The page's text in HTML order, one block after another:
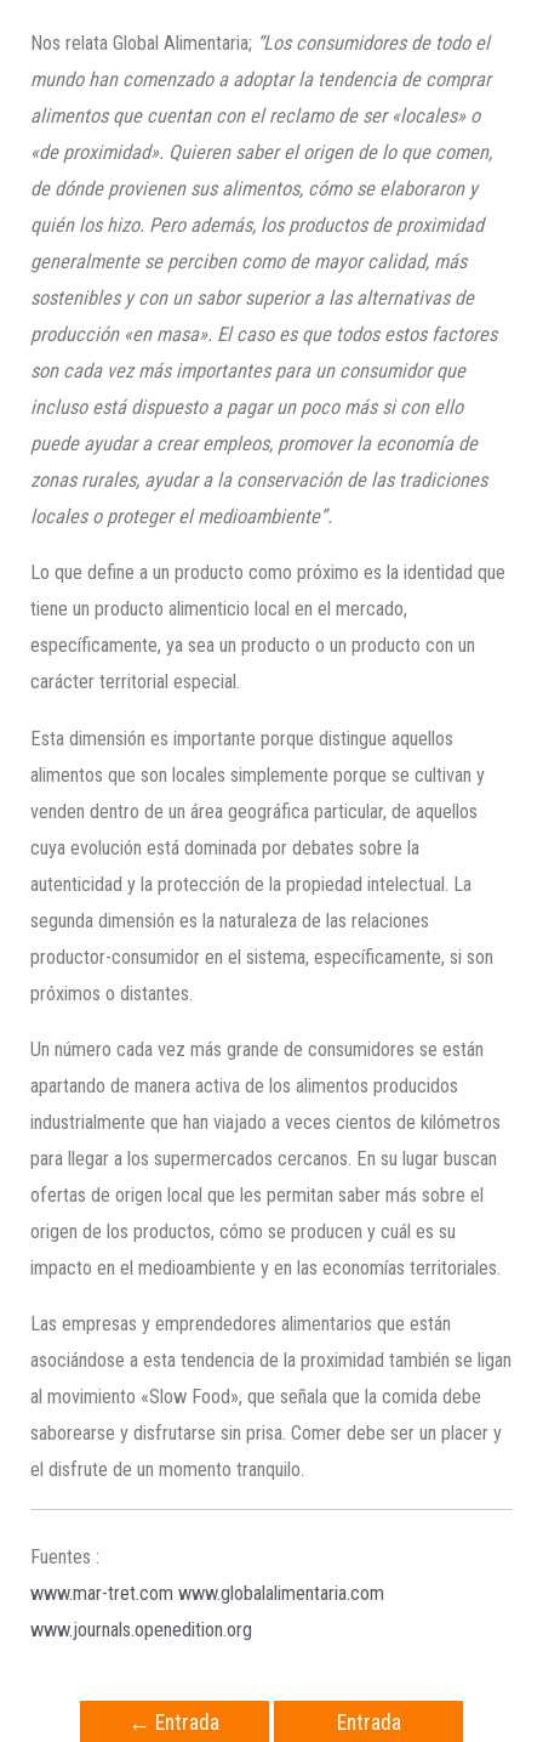
Nos relata Global Alimentaria; “Los consumidores de todo el
mundo han comenzado a adoptar la tendencia de comprar
alimentos que cuentan con el reclamo de ser «locales» o
«de proximidad». Quieren saber el origen de lo que comen,
de dónde provienen sus alimentos, cómo se elaboraron y
quién los hizo. Pero además, los productos de proximidad
generalmente se perciben como de mayor calidad, más
sostenibles y con un sabor superior a las alternativas de
producción «en masa». El caso es que todos estos factores
son cada vez más importantes para un consumidor que
incluso está dispuesto a pagar un poco más si con ello
puede ayudar a crear empleos, promover la economía de
zonas rurales, ayudar a la conservación de las tradiciones
locales o proteger el medioambiente”.
Lo que define a un producto como próximo es la identidad que
tiene un producto alimenticio local en el mercado,
específicamente, ya sea un producto o un producto con un
carácter territorial especial.
Esta dimensión es importante porque distingue aquellos
alimentos que son locales simplemente porque se cultivan y
venden dentro de un área geográfica particular, de aquellos
cuya evolución está dominada por debates sobre la
autenticidad y la protección de la propiedad intelectual. La
segunda dimensión es la naturaleza de las relaciones
productor-consumidor en el sistema, específicamente, si son
próximos o distantes.
Un número cada vez más grande de consumidores se están
apartando de manera activa de los alimentos producidos
industrialmente que han viajado a veces cientos de kilómetros
para llegar a los supermercados cercanos. En su lugar buscan
ofertas de origen local que les permitan saber más sobre el
origen de los productos, cómo se producen y cuál es su
impacto en el medioambiente y en las economías territoriales.
Las empresas y emprendedores alimentarios que están
asociándose a esta tendencia de la proximidad también se ligan
al movimiento «Slow Food», que señala que la comida debe
saborearse y disfrutarse sin prisa. Comer debe ser un placer y
el disfrute de un momento tranquilo.
Fuentes :
www.mar-tret.com www.globalalimentaria.com
www.journals.openedition.org
← Entrada Entrada